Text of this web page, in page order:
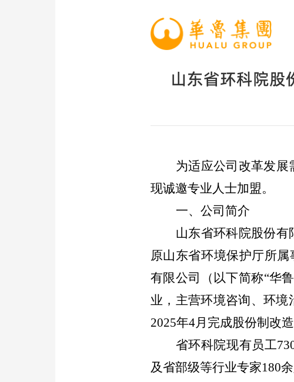
山东省环科院
为适应公司改革发展
现诚邀专业人士加盟。
一、公司简介
山东省环科院股份有
原山东省环境保护厅所属
有限公司（以下简称“华鲁
业，主营环境咨询、环境
2025年4月完成股份制改造
省环科院现有员工
及省部级等行业专家180